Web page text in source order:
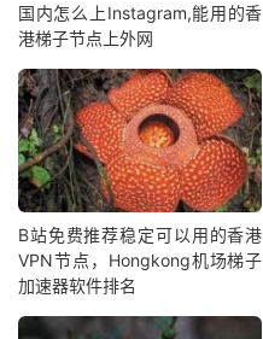
国内怎么上Instagram,能用的香
港梯子节点上外网
B站免费推荐稳定可以用的香港
VPN节点，Hongkong机场梯子
加速器软件排名